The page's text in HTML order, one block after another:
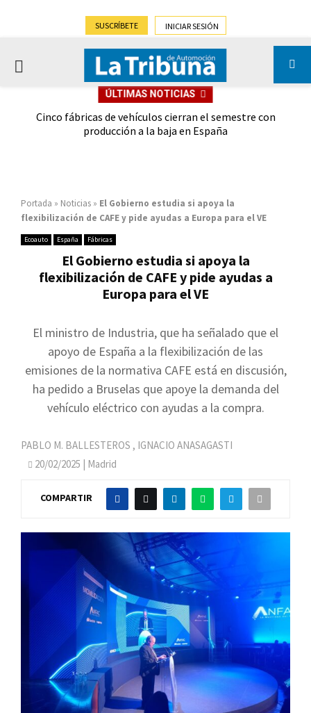
SUSCRÍBETE INICIAR SESIÓN
PRIMARY
ÚLTIMAS NOTICIAS
Cinco fábricas de vehículos cierran el semestre con
producción a la baja en España
Portada » Noticias » El Gobierno estudia si apoya la
flexibilización de CAFE y pide ayudas a Europa para el VE
Ecoauto España Fábricas
El Gobierno estudia si apoya la
flexibilización de CAFE y pide ayudas a
Europa para el VE
El ministro de Industria, que ha señalado que el
apoyo de España a la flexibilización de las
emisiones de la normativa CAFE está en discusión,
ha pedido a Bruselas que apoye la demanda del
vehículo eléctrico con ayudas a la compra.
PABLO M. BALLESTEROS , IGNACIO ANASAGASTI
20/02/2025 | Madrid
COMPARTIR